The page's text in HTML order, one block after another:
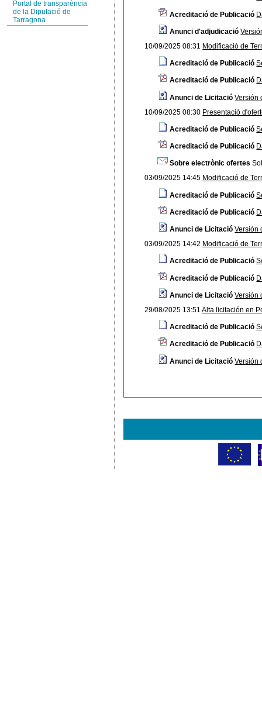
Portal de transparència
de la Diputació de
Tarragona
Acreditació de Publicació
Anunci d'adjudicació
10/09/2025 08:31 Modificació de
Acreditació de Publicació
Acreditació de Publicació
Anunci de Licitació Versión
10/09/2025 08:30 Presentació
Acreditació de Publicació
Acreditació de Publicació
Sobre electrònic ofertes
03/09/2025 14:45 Modificació de
Acreditació de Publicació
Acreditació de Publicació
Anunci de Licitació Versión
03/09/2025 14:42 Modificació de
Acreditació de Publicació
Acreditació de Publicació
Anunci de Licitació Versión
29/08/2025 13:51Alta licitación en
Acreditació de Publicació
Acreditació de Publicació
Anunci de Licitació Versión